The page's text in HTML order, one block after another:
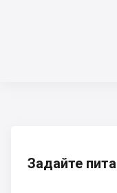
Задайте